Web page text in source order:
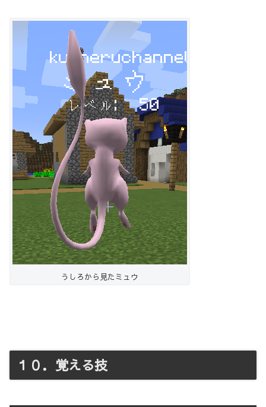
うしろから見たミュウ
１０．覚える技